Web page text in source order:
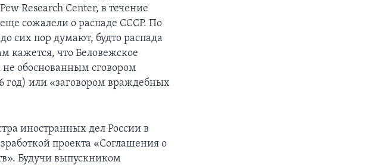
Research Center, в течение
еще сожалели о распаде СССР. По
сих пор думают, будто распада
кажется, что Беловежское
обоснованным сговором
год) или «заговором враждебных
иностранных дел России в
проекта «Соглашения о
Будучи выпускником